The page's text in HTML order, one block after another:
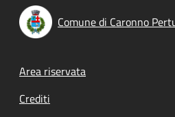
Comune di Caronno
Footer menu
Area riservata
Crediti